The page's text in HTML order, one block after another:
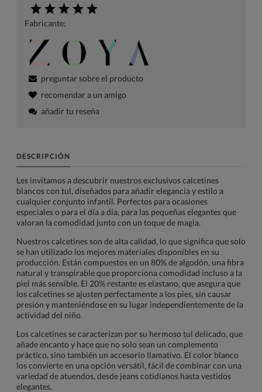
Fabricante:
preguntar sobre el producto
recomendar a un amigo
añadir tu reseña
DESCRIPCIÓN
Les invitamos a descubrir nuestros exclusivos calcetines
blancos con tul, diseñados para añadir elegancia y estilo a
cualquier conjunto infantil. Perfectos para ocasiones
especiales o para el día a día, para las pequeñas elegantes que
valoran la comodidad junto con un toque de magia.
Nuestros calcetines son de alta calidad, lo que significa que solo
se han utilizado los mejores materiales disponibles en su
producción. Están compuestos en un 80% de algodón, una fibra
natural y transpirable que proporciona comodidad incluso a la
piel más sensible. El 20% restante es elastano, que asegura que
los calcetines se ajusten perfectamente a los pies, sin causar
presión y manteniéndose en su lugar independientemente de la
actividad del niño.
Los calcetines se caracterizan por su hermoso tul delicado, que
añade encanto y hace que no solo sean un complemento
práctico, sino también un accesorio llamativo. El color blanco
los convierte en una opción versátil, fácil de combinar con una
variedad de atuendos, desde jeans cotidianos hasta vestidos
elegantes.